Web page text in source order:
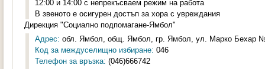
12:00 и 14:00 с непрекъсваем режим на работа
В звеното е осигурен достъп за хора с увреждания
Дирекция "Социално подпомагане-Ямбол"
Адрес: обл. Ямбол, общ. Ямбол, гр. Ямбол, ул. Марко Бехар
Код за междуселищно избиране: 046
Телефон за връзка: (046)666742